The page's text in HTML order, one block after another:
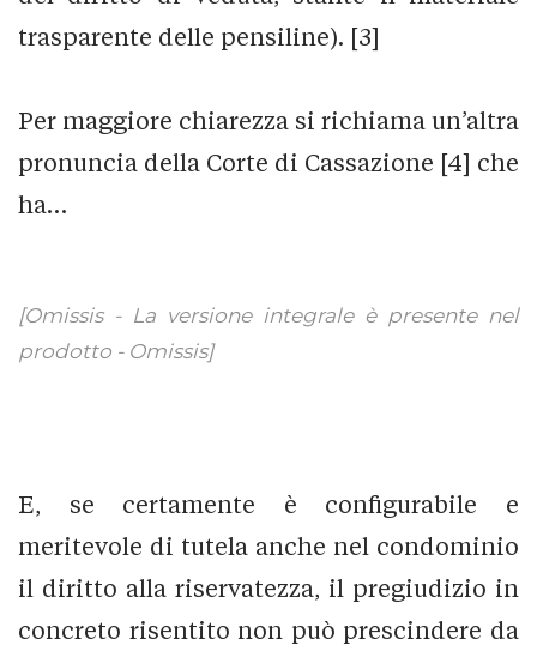
trasparente delle pensiline). [3]
Per maggiore chiarezza si richiama un’altra
pronuncia della Corte di Cassazione [4] che
ha…
[Omissis - La versione integrale è presente nel
prodotto - Omissis]
E, se certamente è configurabile e
meritevole di tutela anche nel condominio
il diritto alla riservatezza, il pregiudizio in
concreto risentito non può prescindere da